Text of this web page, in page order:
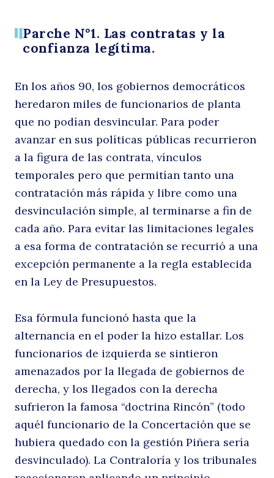
Buscar
Parche N°1. Las contratas y la
confianza legítima.
En los años 90, los gobiernos democráticos
heredaron miles de funcionarios de planta
que no podían desvincular. Para poder
avanzar en sus políticas públicas recurrieron
a la figura de las contrata, vínculos
temporales pero que permitían tanto una
contratación más rápida y libre como una
desvinculación simple, al terminarse a fin de
cada año. Para evitar las limitaciones legales
a esa forma de contratación se recurrió a una
excepción permanente a la regla establecida
en la Ley de Presupuestos.
Esa fórmula funcionó hasta que la
alternancia en el poder la hizo estallar. Los
funcionarios de izquierda se sintieron
amenazados por la llegada de gobiernos de
derecha, y los llegados con la derecha
sufrieron la famosa “doctrina Rincón” (todo
aquél funcionario de la Concertación que se
hubiera quedado con la gestión Piñera sería
desvinculado). La Contraloría y los tribunales